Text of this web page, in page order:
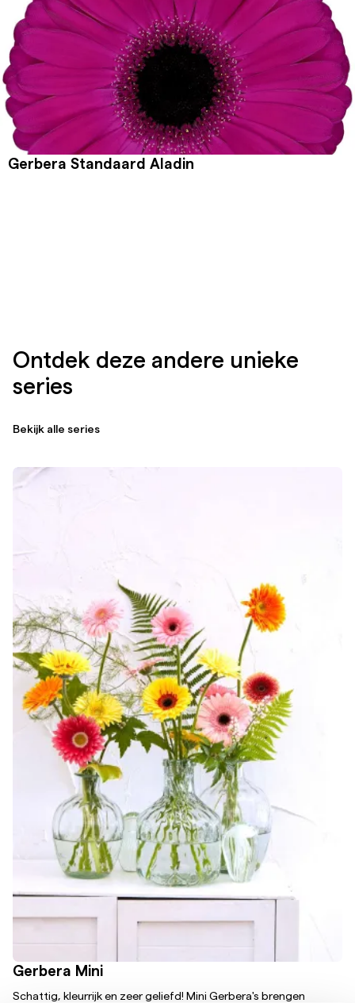
Gerbera Standaard Aladin
Ontdek deze andere unieke
series
Bekijk alle series
Gerbera Mini
Schattig, kleurrijk en zeer geliefd! Mini Gerbera's brengen